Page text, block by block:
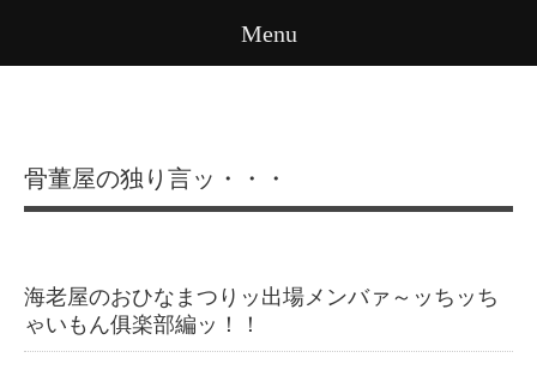
Menu
骨董屋の独り言ッ・・・
海老屋のおひなまつりッ出場メンバァ～ッちッち
ゃいもん俱楽部編ッ！！